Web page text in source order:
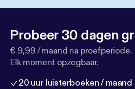
Probeer 30 dagen
€ 9,99 / maand na proefperiode.
Elk moment opzegbaar.
20 uur luisterboeken / maand